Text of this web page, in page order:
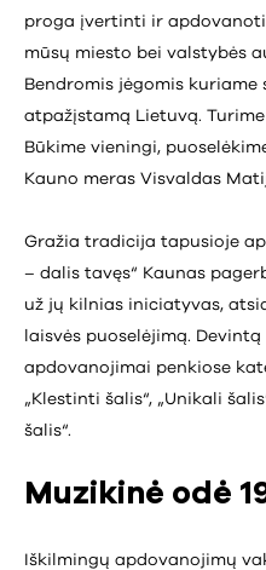
proga įvertinti ir
mūsų miesto bei valstybės
Bendromis jėgomis
atpažįstamą Lietuvą.
Būkime vieningi,
Kauno meras Visvaldas
Gražia tradicija tapusioje
– dalis tavęs“ Kaunas
už jų kilnias iniciatyvas,
laisvės puoselėjimą.
apdovanojimai penkiose
„Klestinti šalis“, „Unikali
šalis“.
Muzikinė odė
Iškilmingų apdovanojimų